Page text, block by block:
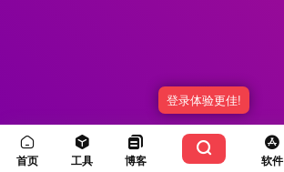
Copyright © 2026 优渥导航 冀ICP备20003336号-5由
首页 工具 博客 软件
登录体验更佳!